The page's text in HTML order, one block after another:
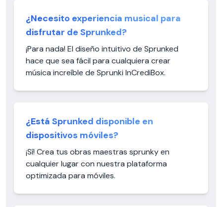
¿Necesito experiencia musical para
disfrutar de Sprunked?
¡Para nada! El diseño intuitivo de Sprunked
hace que sea fácil para cualquiera crear
música increíble de Sprunki InCrediBox.
¿Está Sprunked disponible en
dispositivos móviles?
¡Sí! Crea tus obras maestras sprunky en
cualquier lugar con nuestra plataforma
optimizada para móviles.